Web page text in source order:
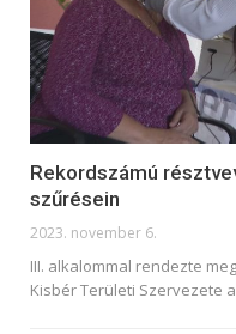
Rekordszámú
szűrésein
2023. november 6.
III. alkalommal rendezte
Kisbér Területi Szervezete